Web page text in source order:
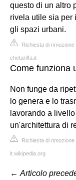
questo di un altro
rivela utile sia per
gli spazi urbani.
Richiesta di rimozione
chetariffa.it
Come funziona
Non funge da
lo genera e lo
lavorando a
un'architettura di
Richiesta di rimozione
it.wikipedia.org
← Articolo